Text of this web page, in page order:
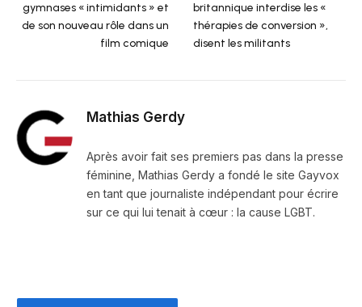
gymnases « intimidants » et
de son nouveau rôle dans un
film comique
britannique interdise les «
thérapies de conversion »,
disent les militants
Mathias Gerdy
Après avoir fait ses premiers pas dans la presse
féminine, Mathias Gerdy a fondé le site Gayvox
en tant que journaliste indépendant pour écrire
sur ce qui lui tenait à cœur : la cause LGBT.